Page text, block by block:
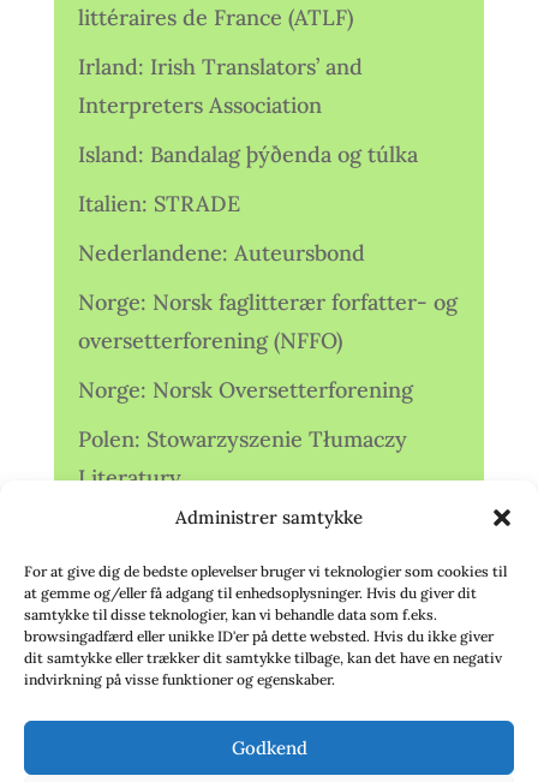
Administrer samtykke
For at give dig de bedste oplevelser bruger vi teknologier som cookies til
at gemme og/eller få adgang til enhedsoplysninger. Hvis du giver dit
samtykke til disse teknologier, kan vi behandle data som f.eks.
browsingadfærd eller unikke ID'er på dette websted. Hvis du ikke giver
dit samtykke eller trækker dit samtykke tilbage, kan det have en negativ
indvirkning på visse funktioner og egenskaber.
Godkend
littéraires de France (ATLF)
Irland: Irish Translators’ and
Interpreters Association
Island: Bandalag þýðenda og túlka
Italien: STRADE
Nederlandene: Auteursbond
Norge: Norsk faglitterær forfatter- og
oversetterforening (NFFO)
Norge: Norsk Oversetterforening
Polen: Stowarzyszenie Tłumaczy
Literatury
Storbritannien: Translators
Association (TA)
Sverige: Översättarsektionen (Ö.)
Sverige: Översättarcentrum (ÖC)
deutschsprachiger Übersetzer (VdÜ)